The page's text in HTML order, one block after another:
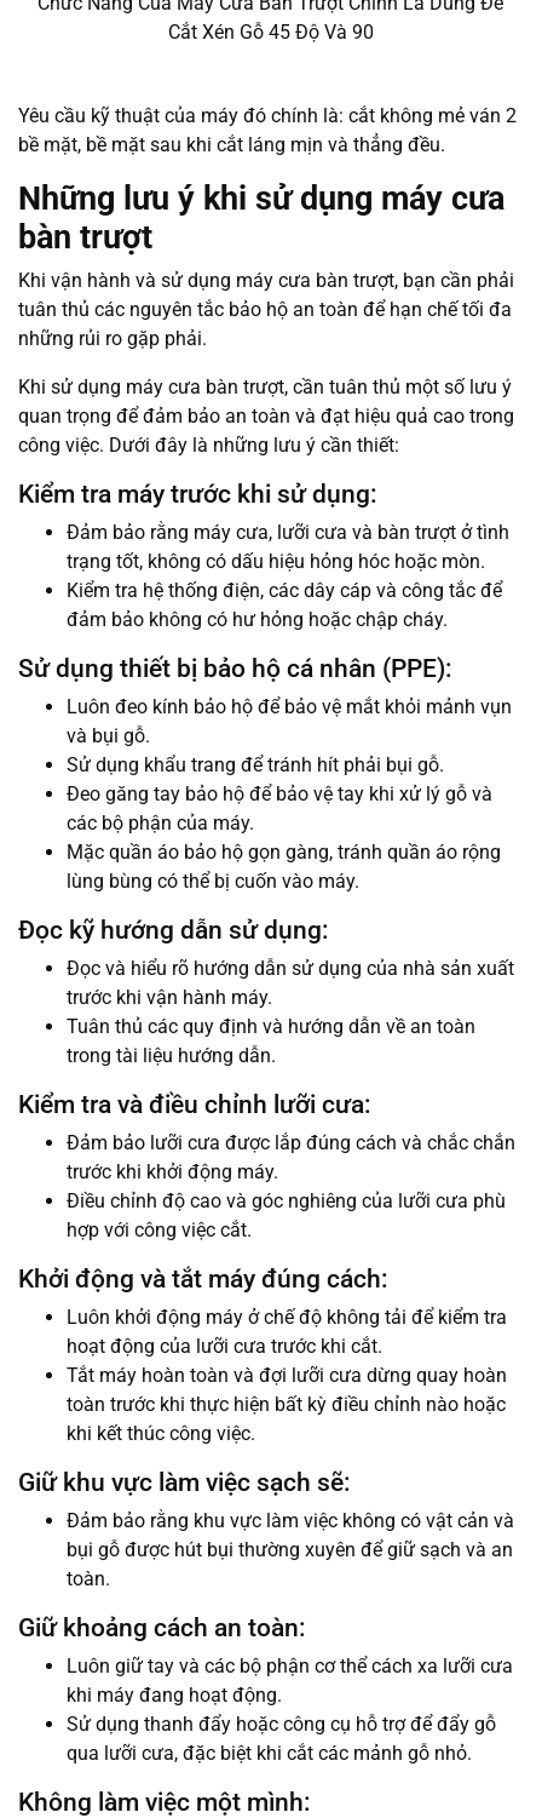
Cắt Xén Gỗ 45 Độ Và 90
Yêu cầu kỹ thuật của máy đó chính là: cắt không mẻ ván 2
bề mặt, bề mặt sau khi cắt láng mịn và thẳng đều.
Những lưu ý khi sử dụng máy cưa
bàn trượt
Khi vận hành và sử dụng máy cưa bàn trượt, bạn cần phải
tuân thủ các nguyên tắc bảo hộ an toàn để hạn chế tối đa
những rủi ro gặp phải.
Khi sử dụng máy cưa bàn trượt, cần tuân thủ một số lưu ý
quan trọng để đảm bảo an toàn và đạt hiệu quả cao trong
công việc. Dưới đây là những lưu ý cần thiết:
Kiểm tra máy trước khi sử dụng:
Đảm bảo rằng máy cưa, lưỡi cưa và bàn trượt ở tình
trạng tốt, không có dấu hiệu hỏng hóc hoặc mòn.
Kiểm tra hệ thống điện, các dây cáp và công tắc để
đảm bảo không có hư hỏng hoặc chập cháy.
Sử dụng thiết bị bảo hộ cá nhân (PPE):
Luôn đeo kính bảo hộ để bảo vệ mắt khỏi mảnh vụn
và bụi gỗ.
Sử dụng khẩu trang để tránh hít phải bụi gỗ.
Đeo găng tay bảo hộ để bảo vệ tay khi xử lý gỗ và
các bộ phận của máy.
Mặc quần áo bảo hộ gọn gàng, tránh quần áo rộng
lùng bùng có thể bị cuốn vào máy.
Đọc kỹ hướng dẫn sử dụng:
Đọc và hiểu rõ hướng dẫn sử dụng của nhà sản xuất
trước khi vận hành máy.
Tuân thủ các quy định và hướng dẫn về an toàn
trong tài liệu hướng dẫn.
Kiểm tra và điều chỉnh lưỡi cưa:
Đảm bảo lưỡi cưa được lắp đúng cách và chắc chắn
trước khi khởi động máy.
Điều chỉnh độ cao và góc nghiêng của lưỡi cưa phù
hợp với công việc cắt.
Khởi động và tắt máy đúng cách:
Luôn khởi động máy ở chế độ không tải để kiểm tra
hoạt động của lưỡi cưa trước khi cắt.
Tắt máy hoàn toàn và đợi lưỡi cưa dừng quay hoàn
toàn trước khi thực hiện bất kỳ điều chỉnh nào hoặc
khi kết thúc công việc.
Giữ khu vực làm việc sạch sẽ:
Đảm bảo rằng khu vực làm việc không có vật cản và
bụi gỗ được hút bụi thường xuyên để giữ sạch và an
toàn.
Giữ khoảng cách an toàn:
Luôn giữ tay và các bộ phận cơ thể cách xa lưỡi cưa
khi máy đang hoạt động.
Sử dụng thanh đẩy hoặc công cụ hỗ trợ để đẩy gỗ
qua lưỡi cưa, đặc biệt khi cắt các mảnh gỗ nhỏ.
Không làm việc một mình: